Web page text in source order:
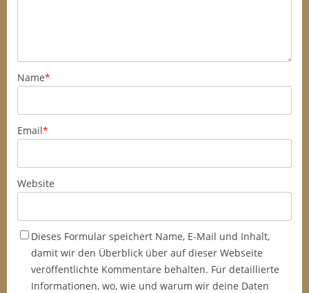
Name*
Email*
Website
Dieses Formular speichert Name, E-Mail und Inhalt,
damit wir den Überblick über auf dieser Webseite
veröffentlichte Kommentare behalten. Für detaillierte
Informationen, wo, wie und warum wir deine Daten